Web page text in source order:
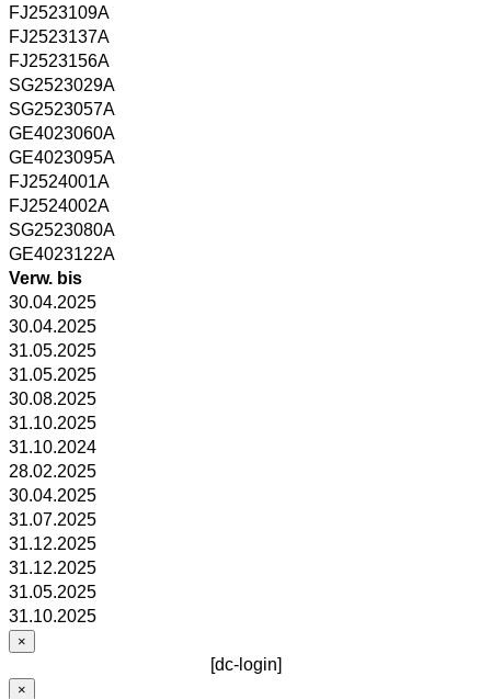
FJ2523109A
FJ2523137A
FJ2523156A
SG2523029A
SG2523057A
GE4023060A
GE4023095A
FJ2524001A
FJ2524002A
SG2523080A
GE4023122A
Verw. bis
30.04.2025
30.04.2025
31.05.2025
31.05.2025
30.08.2025
31.10.2025
31.10.2024
28.02.2025
30.04.2025
31.07.2025
31.12.2025
31.12.2025
31.05.2025
31.10.2025
×
[dc-login]
×